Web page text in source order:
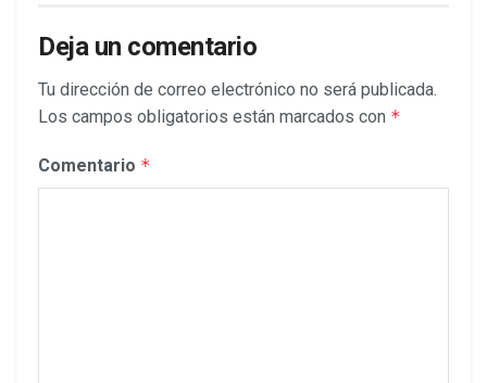
Deja un comentario
Tu dirección de correo electrónico no será publicada.
Los campos obligatorios están marcados con *
Comentario *